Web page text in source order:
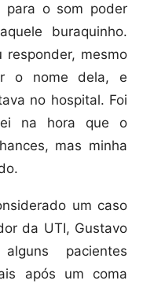
para o som poder
buraquinho.
responder, mesmo
o nome dela, e
no hospital. Foi
na hora que o
mas minha
um caso
da UTI, Gustavo
pacientes
após um coma